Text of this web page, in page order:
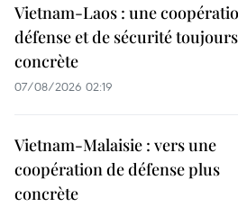
Vietnam-Laos : une
défense et de sécurité
concrète
07/08/2026 02:19
Vietnam-Malaisie : vers une
coopération de défense plus
concrète